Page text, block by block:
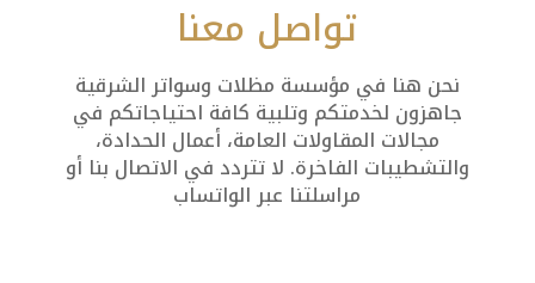
تواصل معنا
نحن هنا في مؤسسة مظلات وسواتر الشرقية
جاهزون لخدمتكم وتلبية كافة احتياجاتكم في
مجالات المقاولات العامة، أعمال الحدادة،
والتشطيبات الفاخرة. لا تتردد في الاتصال بنا أو
مراسلتنا عبر الواتساب